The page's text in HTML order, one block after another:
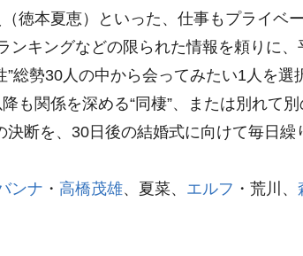
徳本夏恵）といった、仕事もプライベ
ンキングなどの限られた情報を頼りに
”総勢30人の中から会ってみたい1人を選
も関係を深める“同棲”、または別れて
決断を、30日後の結婚式に向けて毎日繰
ンナ ・ 高橋茂雄、夏菜、 エルフ ・荒川、